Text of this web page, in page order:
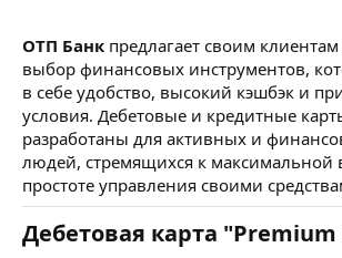
ОТП Банк предлагает своим
выбор финансовых инструментов,
в себе удобство, высокий кэшбэк и
условия. Дебетовые и кредитные
разработаны для активных и
людей, стремящихся к максимальной
простоте управления своими
Дебетовая карта